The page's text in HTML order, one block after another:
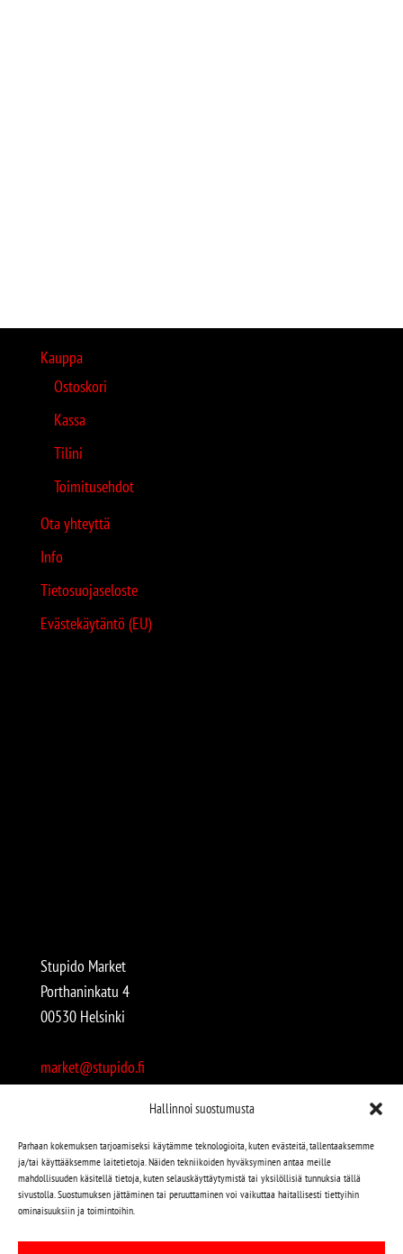
Hallinnoi suostumusta
Parhaan kokemuksen tarjoamiseksi käytämme teknologioita, kuten evästeitä, tallentaaksemme
ja/tai käyttääksemme laitetietoja. Näiden tekniikoiden hyväksyminen antaa meille
mahdollisuuden käsitellä tietoja, kuten selauskäyttäytymistä tai yksilöllisiä tunnuksia tällä
sivustolla. Suostumuksen jättäminen tai peruuttaminen voi vaikuttaa haitallisesti tiettyihin
ominaisuuksiin ja toimintoihin.
Kauppa
Ostoskori
Kassa
Tilini
Toimitusehdot
Ota yhteyttä
Info
Tietosuojaseloste
Evästekäytäntö (EU)
Stupido Market
Porthaninkatu 4
00530 Helsinki
market@stupido.fi
Avoinna:
arkisin 12-18
lauantaisin 12-17
Stupido löytyy myös kivijalasta!